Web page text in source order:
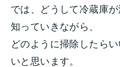
では、どうして冷蔵庫
知っていきながら、
どのように掃除したら
いと思います。